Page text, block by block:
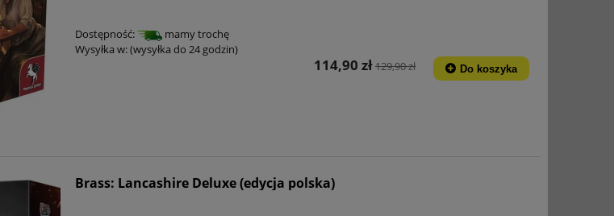
Dostępność:
mamy trochę
Wysyłka w:(wysyłka do 24 godzin)
114,90 zł129,90 zł Do koszyka
Brass: Lancashire Deluxe (edycja polska)